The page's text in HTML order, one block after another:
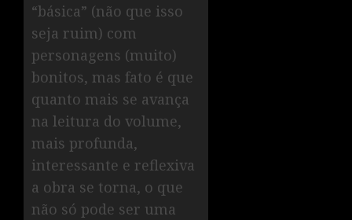
“básica” (não que isso
seja ruim) com
personagens (muito)
bonitos, mas fato é que
quanto mais se avança
na leitura do volume,
mais profunda,
interessante e reflexiva
a obra se torna, o que
não só pode ser uma